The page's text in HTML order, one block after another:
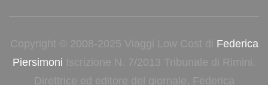
Copyright © 2008-2025 Viaggi Low Cost di Federica
Piersimoni Iscrizione N. 7/2013 Tribunale di Rimini.
Direttrice ed editore del giornale, Federica